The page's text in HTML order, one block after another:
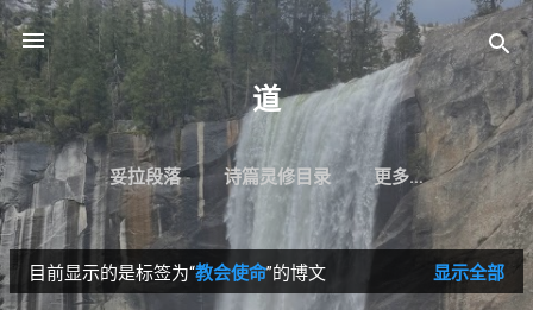
跳至主要内容
道
妥拉段落 诗篇灵修目录 更多…
博
目前显示的是标签为“教会使命”的博文 显示全部